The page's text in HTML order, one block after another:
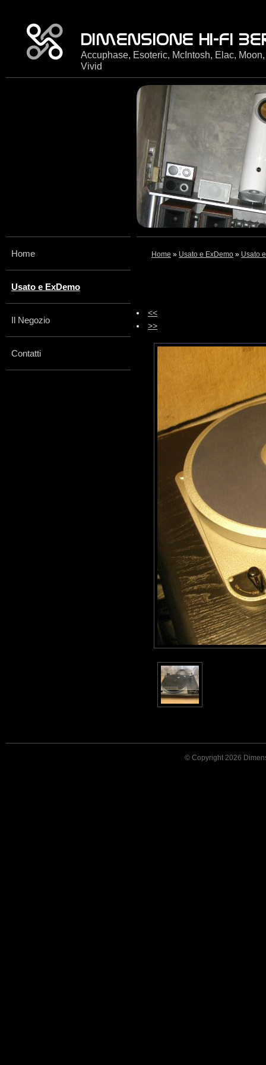
Accuphase, Esoteric, McIntosh, Elac,
Vivid
Home » Usato e ExDemo » Usato
<<
>>
Home
Usato e ExDemo
Il Negozio
Contatti
© Copyright 2026